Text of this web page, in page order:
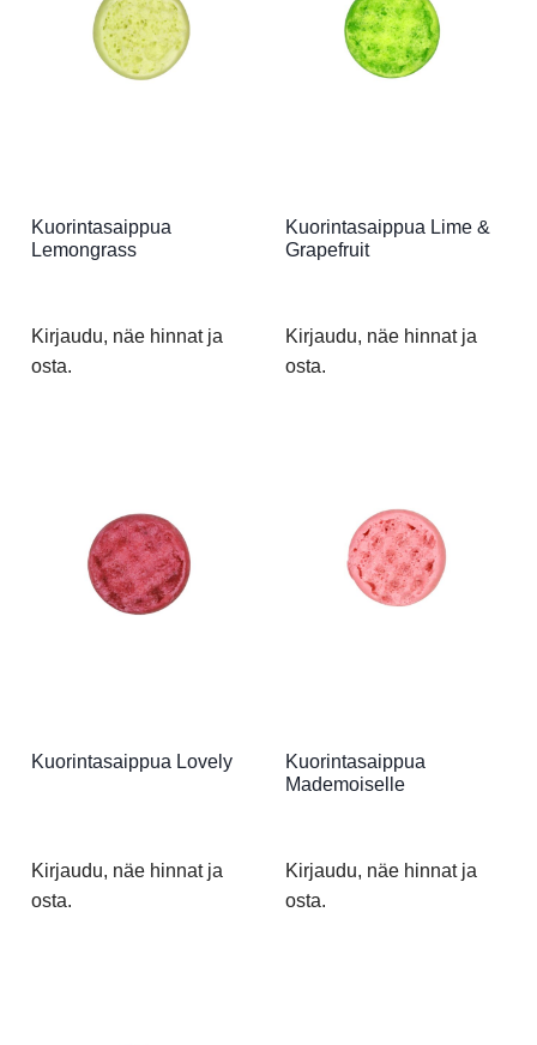
Kuorintasaippua
Lemongrass
Kirjaudu, näe hinnat ja
osta.
Kuorintasaippua Lime &
Grapefruit
Kirjaudu, näe hinnat ja
osta.
Kuorintasaippua Lovely
Kirjaudu, näe hinnat ja
osta.
Kuorintasaippua
Mademoiselle
Kirjaudu, näe hinnat ja
osta.